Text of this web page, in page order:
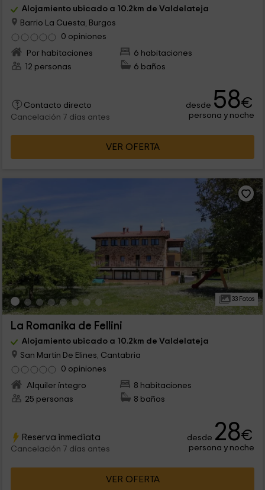
Alojamiento ubicado a 10.2km de Valdelateja
Barrio La Cuesta, Burgos
0 opiniones
Por habitaciones
6 habitaciones
12 personas
6 baños
Contacto directo
Cancelación 7 días antes
desde 58€
persona y noche
VER OFERTA
33 Fotos
La Romanika de Fellini
Alojamiento ubicado a 10.2km de Valdelateja
San Martin De Elines, Cantabria
0 opiniones
Alquiler íntegro
8 habitaciones
25 personas
8 baños
Reserva inmediata
Cancelación 7 días antes
desde 28€
persona y noche
VER OFERTA